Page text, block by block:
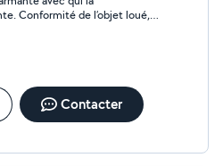
Conformité de l’objet loué,
Contacter